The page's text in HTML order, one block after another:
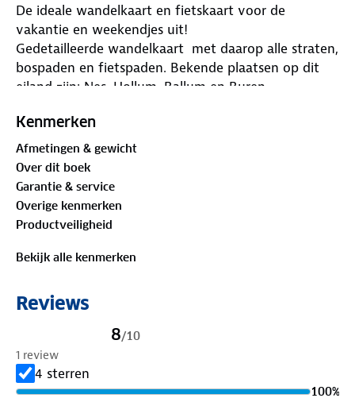
De ideale wandelkaart en fietskaart voor de
vakantie en weekendjes uit!
Gedetailleerde wandelkaart met daarop alle straten,
bospaden en fietspaden. Bekende plaatsen op dit
eiland zijn: Nes, Hollum, Ballum en Buren.
en 4 Nordic Walking routes en 1 verbindingsroute.
Inclusief uitgebreide toeristische legenda.
Kenmerken
Afmetingen & gewicht
Over dit boek
Garantie & service
Overige kenmerken
Productveiligheid
Bekijk alle kenmerken
Reviews
8/10
1 review
4 sterren
100%